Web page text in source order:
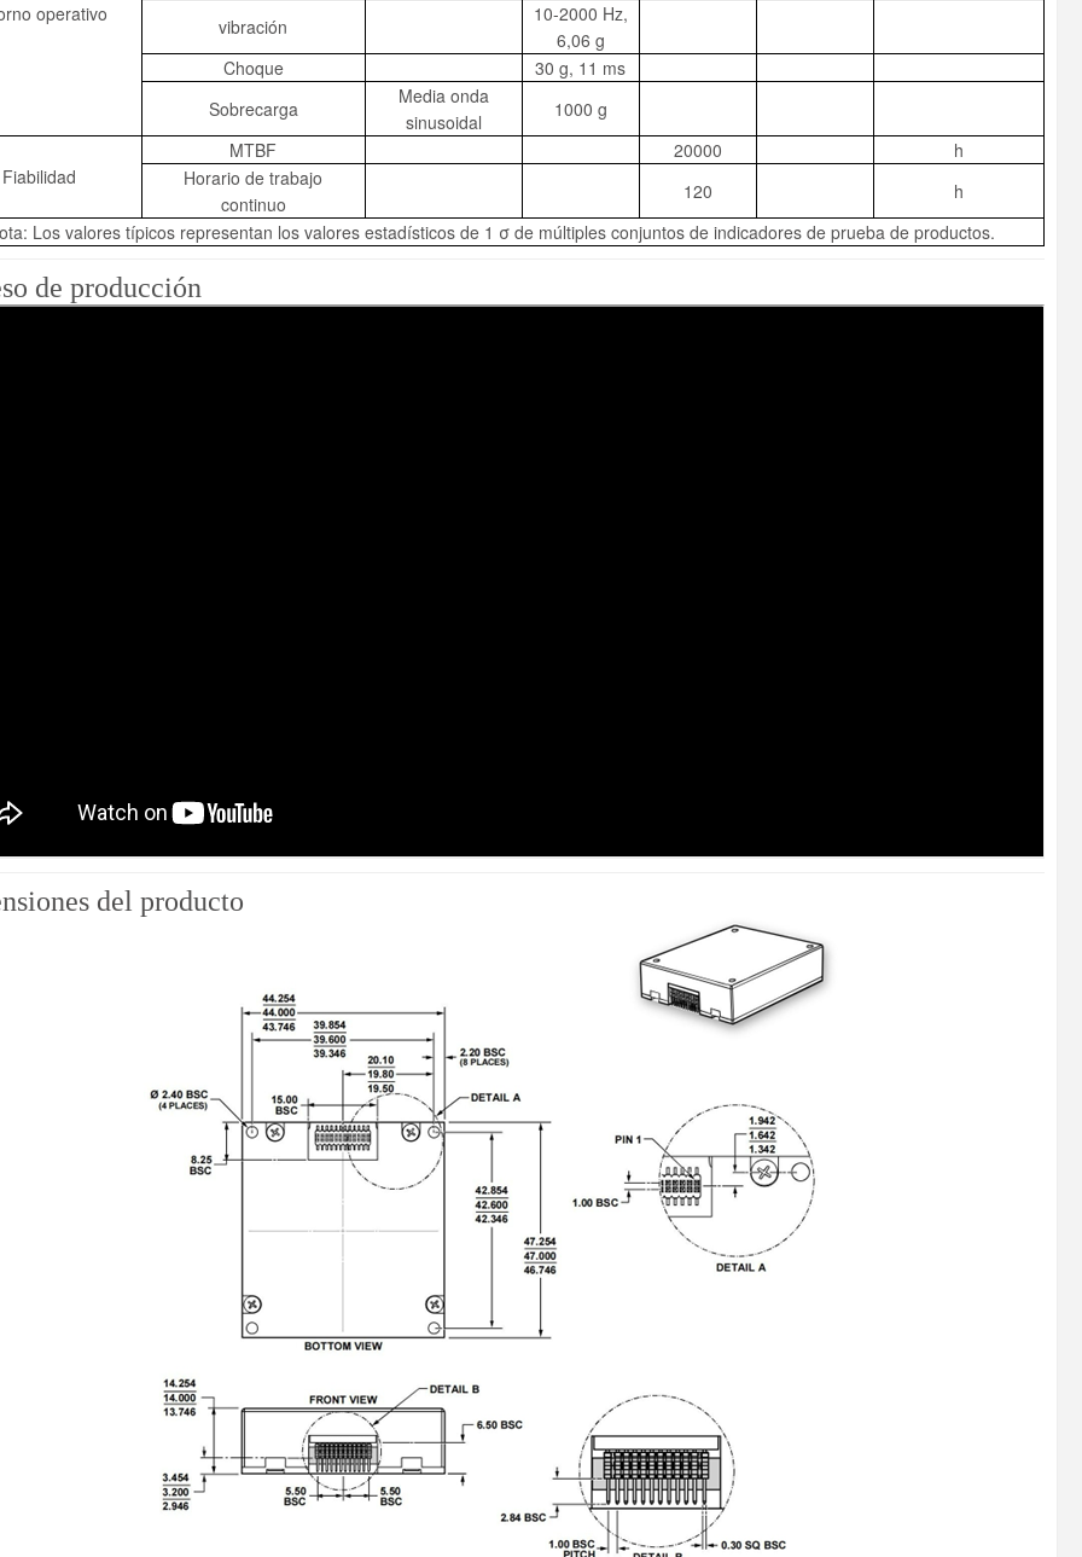
operativo
vibración
10-2000 Hz,
6,06 g
Choque
30 g, 11 ms
Sobrecarga
Media onda
sinusoidal
1000 g
Fiabilidad
MTBF 20000
h
Horario de trabajo
continuo
120
h
Los valores típicos representan los valores estadísticos de 1 σ de múltiples conjuntos de indicadores de prueba de productos.
de producción
del producto